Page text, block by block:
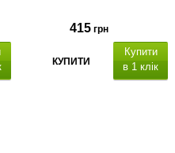
415 грн
КУПИТИ
Купити
в 1 клік